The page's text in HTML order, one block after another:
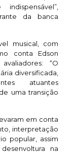
da banca
musical, com
conta Edson
“O
diversificada,
atuantes
uma transição
em conta
interpretação
popular, assim
na